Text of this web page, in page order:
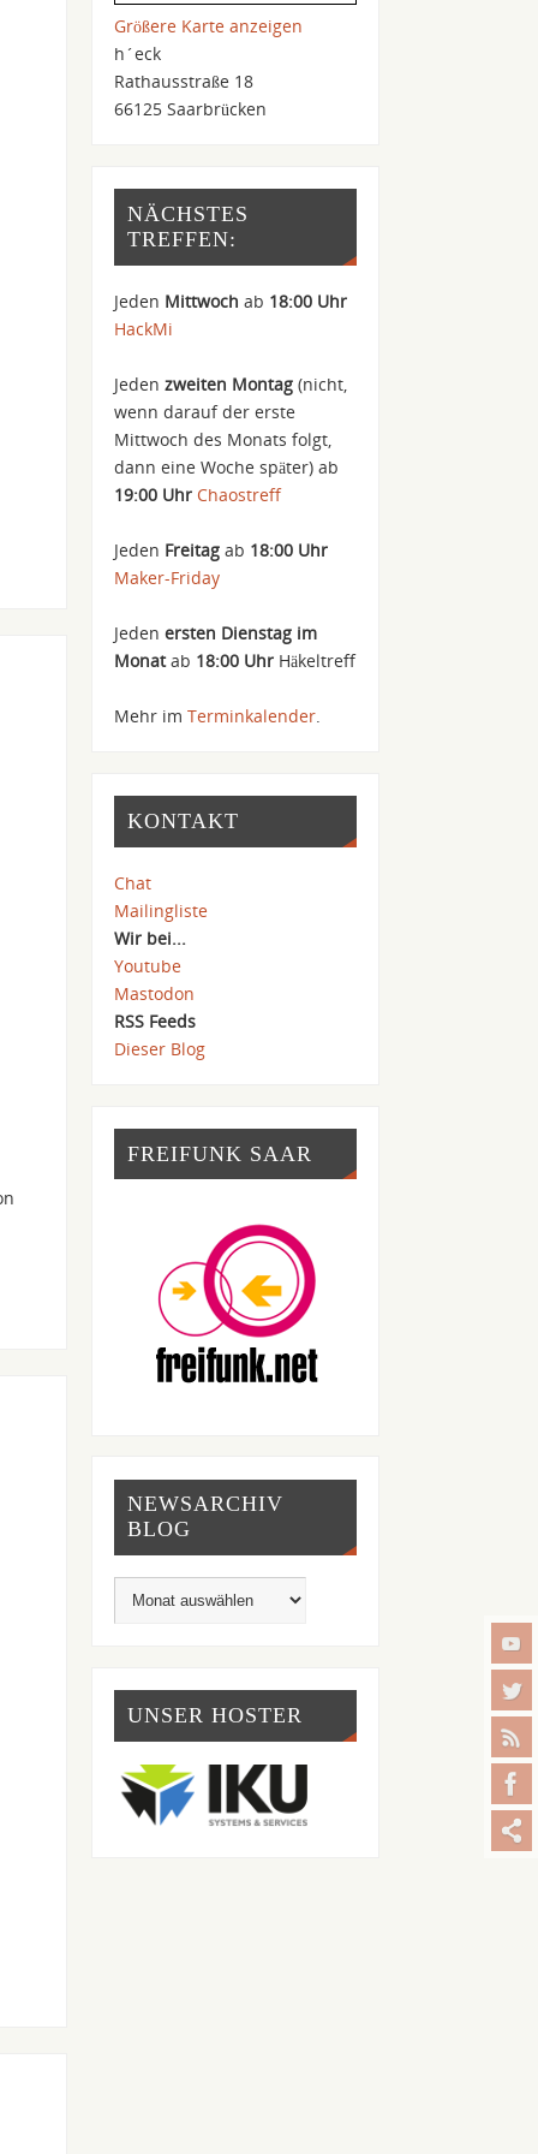
Größere Karte anzeigen
h´eck
Rathausstraße 18
66125 Saarbrücken
NÄCHSTES
TREFFEN:
Jeden Mittwoch ab 18:00 Uhr
HackMi
Jedenzweiten Montag (nicht,
wenn darauf der erste
Mittwoch des Monats folgt,
dann eine Woche später) ab
19:00 Uhr Chaostreff
Jeden Freitag ab 18:00 Uhr
Maker-Friday
Jedenersten Dienstag im
Monatab 18:00 Uhr Häkeltreff
Mehr imTerminkalender.
KONTAKT
Chat
Mailingliste
Wir bei...
Youtube
Mastodon
RSS Feeds
Dieser Blog
FREIFUNK SAAR
NEWSARCHIV
BLOG
UNSER HOSTER